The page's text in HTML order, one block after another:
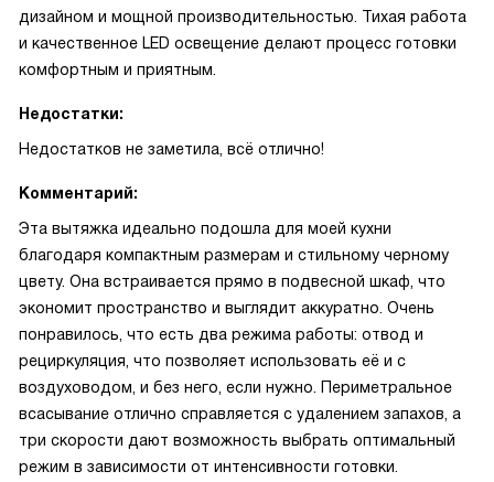
дизайном и мощной производительностью. Тихая работа
и качественное LED освещение делают процесс готовки
комфортным и приятным.
Недостатки:
Недостатков не заметила, всё отлично!
Комментарий:
Эта вытяжка идеально подошла для моей кухни
благодаря компактным размерам и стильному черному
цвету. Она встраивается прямо в подвесной шкаф, что
экономит пространство и выглядит аккуратно. Очень
понравилось, что есть два режима работы: отвод и
рециркуляция, что позволяет использовать её и с
воздуховодом, и без него, если нужно. Периметральное
всасывание отлично справляется с удалением запахов, а
три скорости дают возможность выбрать оптимальный
режим в зависимости от интенсивности готовки.